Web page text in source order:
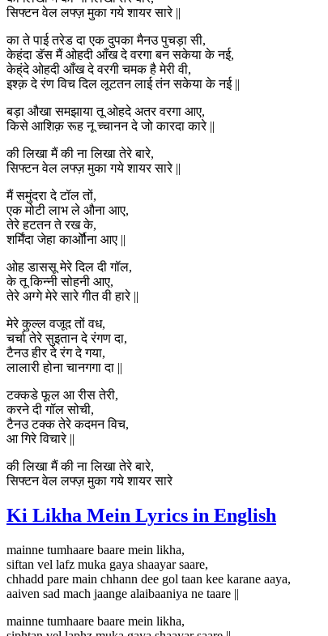
सिफ्टन वेल लफ्ज़ मुका गये शायर सारे ||
का ते पाई तरेड दा एक दुपका मैनउ पुचड़ा सी,
केहंदा डॅस मैं ओहदी आँख दे वरगा बन सकेया के नई,
केह्ंदे ओहदी आँख दे वरगी चमक है मेरी वी,
इश्क़ दे रंण विच दिल लूटतन लाई तंन सकेया के नई ||
बड़ा औखा समझाया तू ओहदे अतर वरगा आए,
किसे आशिक़ रूह नू च्चानन दे जो कारदा कारे ||
की लिखा मैं की ना लिखा तेरे बारे,
सिफ्टन वेल लफ्ज़ मुका गये शायर सारे ||
मैं समुंदरा दे टॉल तों,
एक मोटी लाभ ले औना आए,
तेरे हटतन ते रख के,
शर्मिंदा जेहा कार्ओौना आए ||
ओह डाससू मेरे दिल दी गॉल,
के तू किन्नी सोहनी आए,
तेरे अग्गे मेरे सारे गीत वी हारे ||
मेरे कुल्ल वजूद तों वध,
चर्चा तेरे सुइतान दे रंगण दा,
टैनउ हीर दे रंग दे गया,
लालारी होना चानगगा दा ||
टक्कडे फूल आ रीस तेरी,
करने दी गॉल सोची,
टैनउ टक्क तेरे कदमन विच,
आ गिरे विचारे ||
की लिखा मैं की ना लिखा तेरे बारे,
सिफ्टन वेल लफ्ज़ मुका गये शायर सारे
Ki Likha Mein Lyrics in English
mainne tumhaare baare mein likha,
siftan vel lafz muka gaya shaayar saare,
chhadd pare main chhann dee gol taan kee karane aaya,
aaiven sad mach jaange alaibaaniya ne taare ||
mainne tumhaare baare mein likha,